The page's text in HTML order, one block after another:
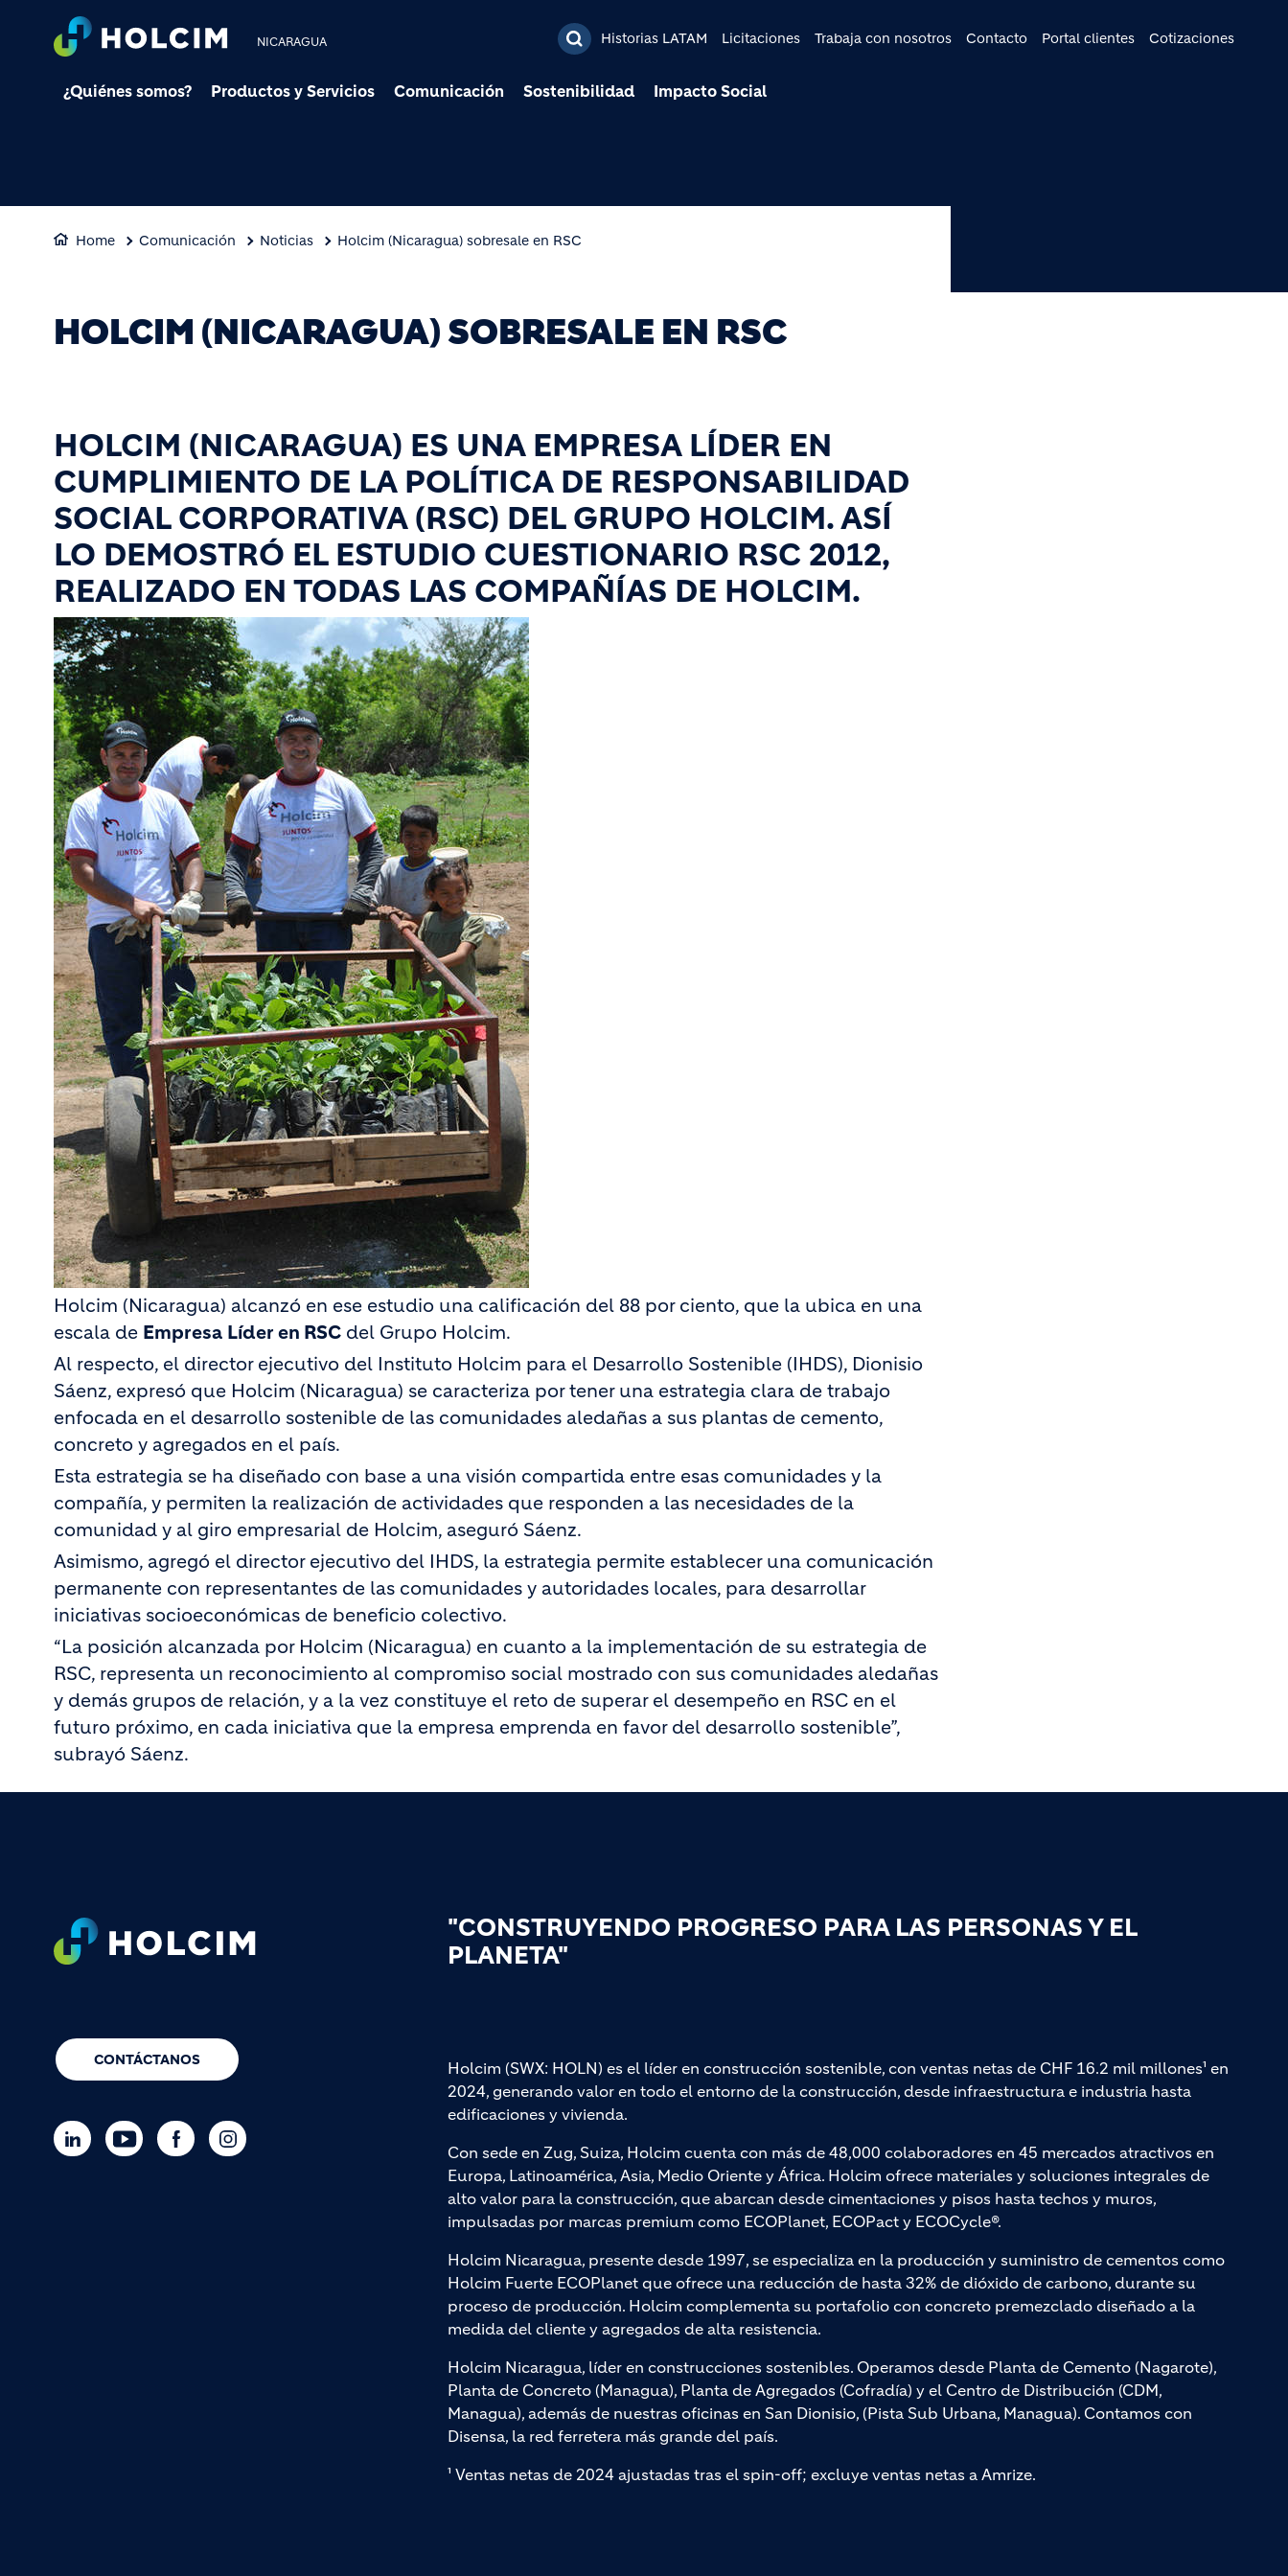
NICARAGUA Historias LATAM Licitaciones Trabaja con nosotros Contacto Portal clientes Cotizaciones
¿Quiénes somos? Productos y Servicios Comunicación Sostenibilidad Impacto Social
Home Comunicación Noticias Holcim (Nicaragua) sobresale en RSC
HOLCIM (NICARAGUA) SOBRESALE EN RSC
HOLCIM (NICARAGUA) ES UNA EMPRESA LÍDER EN
CUMPLIMIENTO DE LA POLÍTICA DE RESPONSABILIDAD
SOCIAL CORPORATIVA (RSC) DEL GRUPO HOLCIM. ASÍ
LO DEMOSTRÓ EL ESTUDIO CUESTIONARIO RSC 2012,
REALIZADO EN TODAS LAS COMPAÑÍAS DE HOLCIM.
Holcim (Nicaragua) alcanzó en ese estudio una calificación del 88 por ciento, que la ubica en una
escala de Empresa Líder en RSC del Grupo Holcim.
Al respecto, el director ejecutivo del Instituto Holcim para el Desarrollo Sostenible (IHDS), Dionisio
Sáenz, expresó que Holcim (Nicaragua) se caracteriza por tener una estrategia clara de trabajo
enfocada en el desarrollo sostenible de las comunidades aledañas a sus plantas de cemento,
concreto y agregados en el país.
Esta estrategia se ha diseñado con base a una visión compartida entre esas comunidades y la
compañía, y permiten la realización de actividades que responden a las necesidades de la
comunidad y al giro empresarial de Holcim, aseguró Sáenz.
Asimismo, agregó el director ejecutivo del IHDS, la estrategia permite establecer una comunicación
permanente con representantes de las comunidades y autoridades locales, para desarrollar
iniciativas socioeconómicas de beneficio colectivo.
“La posición alcanzada por Holcim (Nicaragua) en cuanto a la implementación de su estrategia de
RSC, representa un reconocimiento al compromiso social mostrado con sus comunidades aledañas
y demás grupos de relación, y a la vez constituye el reto de superar el desempeño en RSC en el
futuro próximo, en cada iniciativa que la empresa emprenda en favor del desarrollo sostenible”,
subrayó Sáenz.
"CONSTRUYENDO PROGRESO PARA LAS PERSONAS Y EL
PLANETA"
CONTÁCTANOS
Holcim (SWX: HOLN) es el líder en construcción sostenible, con ventas netas de CHF 16.2 mil millones¹ en
2024, generando valor en todo el entorno de la construcción, desde infraestructura e industria hasta
edificaciones y vivienda.
Con sede en Zug, Suiza, Holcim cuenta con más de 48,000 colaboradores en 45 mercados atractivos en
Europa, Latinoamérica, Asia, Medio Oriente y África. Holcim ofrece materiales y soluciones integrales de
alto valor para la construcción, que abarcan desde cimentaciones y pisos hasta techos y muros,
impulsadas por marcas premium como ECOPlanet, ECOPact y ECOCycle®.
Holcim Nicaragua, presente desde 1997, se especializa en la producción y suministro de cementos como
Holcim Fuerte ECOPlanet que ofrece una reducción de hasta 32% de dióxido de carbono, durante su
proceso de producción. Holcim complementa su portafolio con concreto premezclado diseñado a la
medida del cliente y agregados de alta resistencia.
Holcim Nicaragua, líder en construcciones sostenibles. Operamos desde Planta de Cemento (Nagarote),
Planta de Concreto (Managua), Planta de Agregados (Cofradía) y el Centro de Distribución (CDM,
Managua), además de nuestras oficinas en San Dionisio, (Pista Sub Urbana, Managua). Contamos con
Disensa, la red ferretera más grande del país.
¹ Ventas netas de 2024 ajustadas tras el spin-off; excluye ventas netas a Amrize.